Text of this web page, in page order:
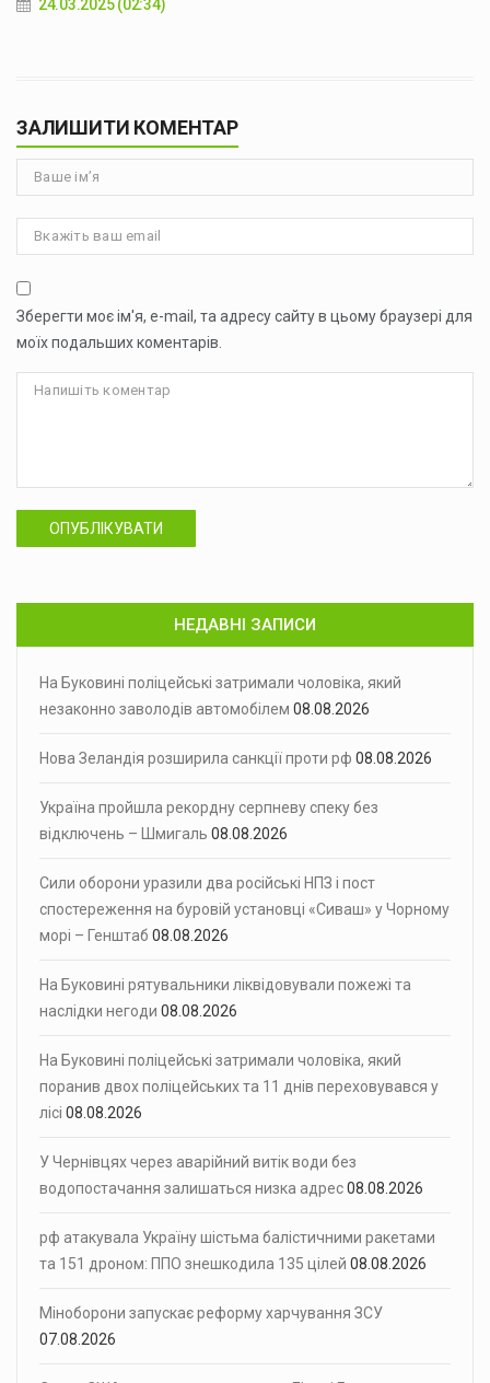
24.03.2025 (02:34)
ЗАЛИШИТИ КОМЕНТАР
Зберегти моє ім'я, e-mail, та адресу сайту в цьому браузері для
моїх подальших коментарів.
ОПУБЛІКУВАТИ
НЕДАВНІ ЗАПИСИ
На Буковині поліцейські затримали чоловіка, який
незаконно заволодів автомобілем 08.08.2026
Нова Зеландія розширила санкції проти рф 08.08.2026
Україна пройшла рекордну серпневу спеку без
відключень – Шмигаль 08.08.2026
Сили оборони уразили два російські НПЗ і пост
спостереження на буровій установці «Сиваш» у Чорному
морі – Генштаб 08.08.2026
На Буковині рятувальники ліквідовували пожежі та
наслідки негоди 08.08.2026
На Буковині поліцейські затримали чоловіка, який
поранив двох поліцейських та 11 днів переховувався у
лісі 08.08.2026
У Чернівцях через аварійний витік води без
водопостачання залишаться низка адрес08.08.2026
рф атакувала Україну шістьма балістичними ракетами
та 151 дроном: ППО знешкодила 135 цілей 08.08.2026
Міноборони запускає реформу харчування ЗСУ
07.08.2026